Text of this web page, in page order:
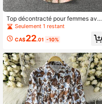
Top décontracté pour femmes avec
imprimé floral et feuillage, style ara
Seulement 1 restant
CA$22.01 -10%